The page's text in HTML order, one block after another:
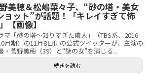
美穂＆松嶋菜々子、“砂の塔・美女
ョット”が話題！「キレイすぎて怖
【画像】
マ「砂の塔～知りすぎた隣人」（TBS系、2016
月期）の11月8日付の公式ツイッターが、主演の
・菅野美穂（39）と“謎の女”を演じる...
続きを読む